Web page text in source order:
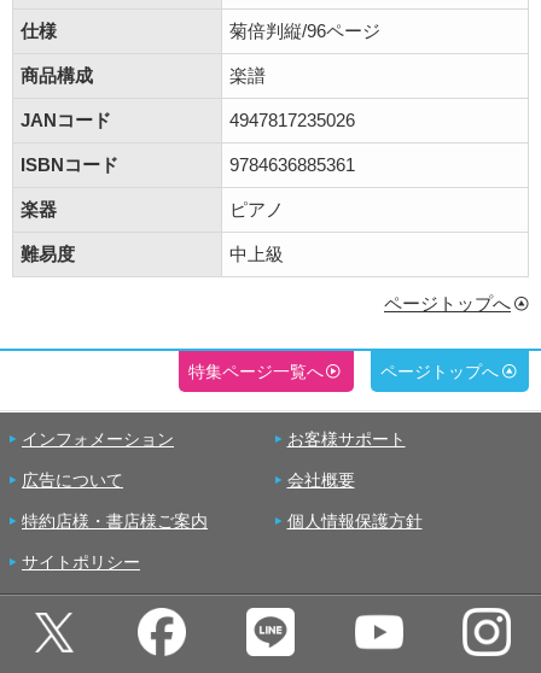
仕様 菊倍判縦/96ページ
商品構成 楽譜
JANコード 4947817235026
ISBNコード 9784636885361
楽器 ピアノ
難易度 中上級
ページトップへ
特集ページ一覧へ ページトップへ
インフォメーション お客様サポート
広告について 会社概要
特約店様・書店様ご案内 個人情報保護方針
サイトポリシー